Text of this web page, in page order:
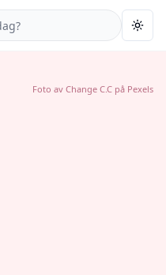
Foto av Change C.C på Pexels